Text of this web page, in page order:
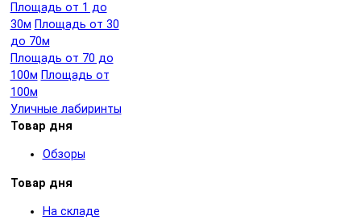
Площадь от 1 до
30м Площадь от 30
до 70м
Площадь от 70 до
100м Площадь от
100м
Уличные лабиринты
Товар дня
Обзоры
Товар дня
На складе